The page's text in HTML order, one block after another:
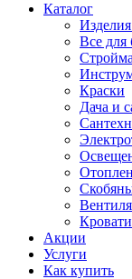
Каталог
Все для
Краски
Дача и
Акции
Услуги
Как купить